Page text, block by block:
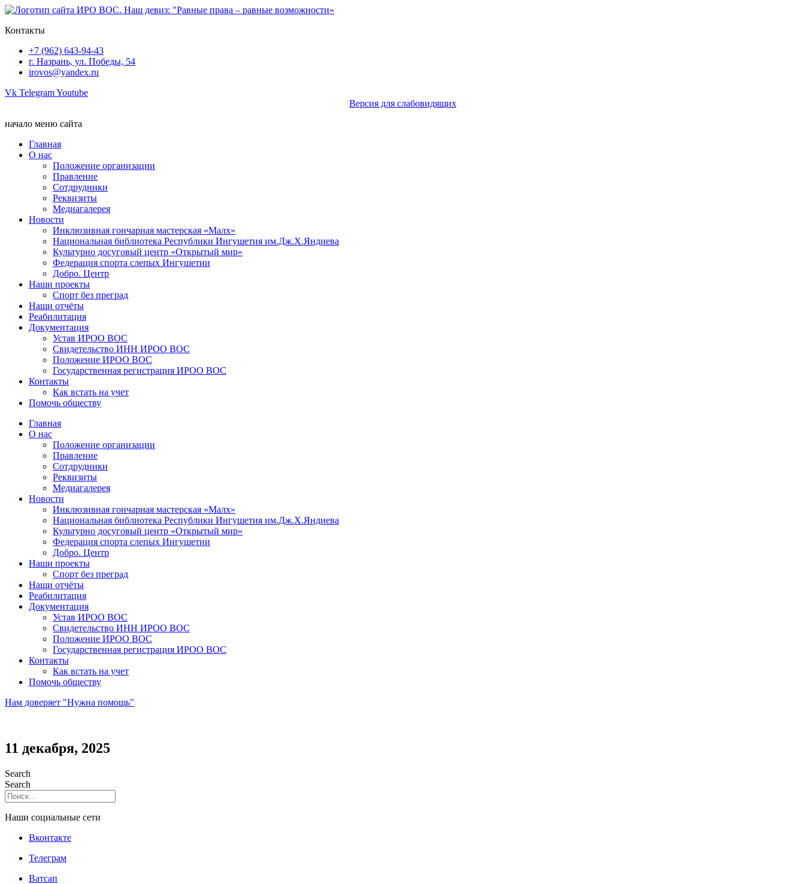
Перейти
содержимому
Контакты
+7 (962) 643-94-43
г. Назрань, ул. Победы, 54
irovos@yandex.ru
Vk TelegramYoutube
Версия для слабовидящих
начало меню сайта
Главная
О нас
Положение организации
Правление
Сотдрудники
Реквизиты
Медиагалерея
Новости
Инклюзивная гончарная мастерская «Малх»
Национальная библиотека Республики Ингушетия им.Дж.Х.Яндиева
Культурно досуговый центр «Открытый мир»
Федерация спорта слепых Ингушетии
Добро. Центр
Наши проекты
Спорт без преград
Наши отчёты
Реабилитация
Документация
Устав ИРОО ВОС
Свидетельство ИНН ИРОО ВОС
Положение ИРОО ВОС
Государственная регистрация ИРОО ВОС
Контакты
Как встать на учет
Помочь обществу
Главная
О нас
Положение организации
Правление
Сотдрудники
Реквизиты
Медиагалерея
Новости
Инклюзивная гончарная мастерская «Малх»
Национальная библиотека Республики Ингушетия им.Дж.Х.Яндиева
Культурно досуговый центр «Открытый мир»
Федерация спорта слепых Ингушетии
Добро. Центр
Наши проекты
Спорт без преград
Наши отчёты
Реабилитация
Документация
Устав ИРОО ВОС
Свидетельство ИНН ИРОО ВОС
Положение ИРОО ВОС
Государственная регистрация ИРОО ВОС
Контакты
Как встать на учет
Помочь обществу
Нам доверяет "Нужна помощь"
11 декабря, 2025
Search
Search
Наши социальные сети
Вконтакте
Телеграм
Ватсап